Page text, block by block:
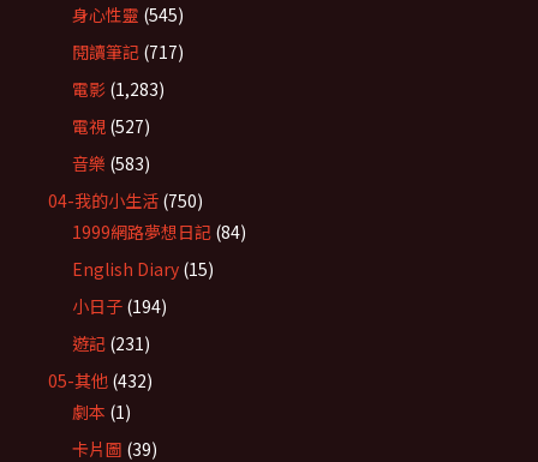
身心性靈 (545)
閱讀筆記 (717)
電影 (1,283)
電視 (527)
音樂 (583)
04-我的小生活 (750)
1999網路夢想日記 (84)
English Diary (15)
小日子 (194)
遊記 (231)
05-其他 (432)
劇本 (1)
卡片圖 (39)